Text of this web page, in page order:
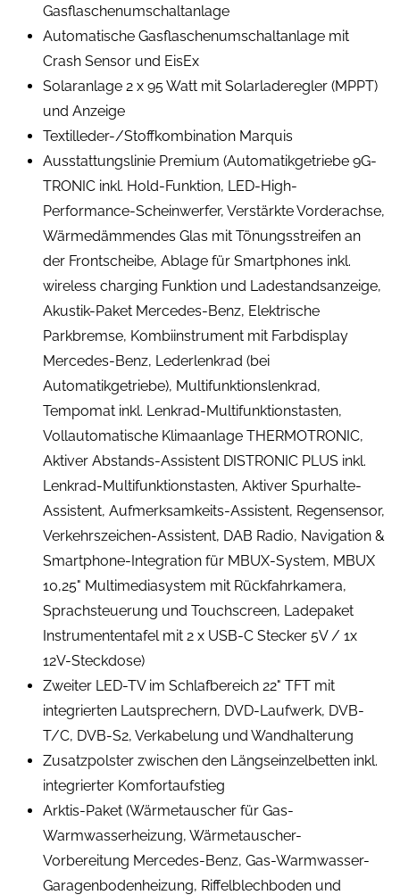
Gasflaschenumschaltanlage
Automatische Gasflaschenumschaltanlage mit
Crash Sensor und EisEx
Solaranlage 2 x 95 Watt mit Solarladeregler (MPPT)
und Anzeige
Textilleder-/Stoffkombination Marquis
Ausstattungslinie Premium (Automatikgetriebe 9G-
TRONIC inkl. Hold-Funktion, LED-High-
Performance-Scheinwerfer, Verstärkte Vorderachse,
Wärmedämmendes Glas mit Tönungsstreifen an
der Frontscheibe, Ablage für Smartphones inkl.
wireless charging Funktion und Ladestandsanzeige,
Akustik-Paket Mercedes-Benz, Elektrische
Parkbremse, Kombiinstrument mit Farbdisplay
Mercedes-Benz, Lederlenkrad (bei
Automatikgetriebe), Multifunktionslenkrad,
Tempomat inkl. Lenkrad-Multifunktionstasten,
Vollautomatische Klimaanlage THERMOTRONIC,
Aktiver Abstands-Assistent DISTRONIC PLUS inkl.
Lenkrad-Multifunktionstasten, Aktiver Spurhalte-
Assistent, Aufmerksamkeits-Assistent, Regensensor,
Verkehrszeichen-Assistent, DAB Radio, Navigation &
Smartphone-Integration für MBUX-System, MBUX
10,25" Multimediasystem mit Rückfahrkamera,
Sprachsteuerung und Touchscreen, Ladepaket
Instrumententafel mit 2 x USB-C Stecker 5V / 1x
12V-Steckdose)
Zweiter LED-TV im Schlafbereich 22" TFT mit
integrierten Lautsprechern, DVD-Laufwerk, DVB-
T/C, DVB-S2, Verkabelung und Wandhalterung
Zusatzpolster zwischen den Längseinzelbetten inkl.
integrierter Komfortaufstieg
Arktis-Paket (Wärmetauscher für Gas-
Warmwasserheizung, Wärmetauscher-
Vorbereitung Mercedes-Benz, Gas-Warmwasser-
Garagenbodenheizung, Riffelblechboden und